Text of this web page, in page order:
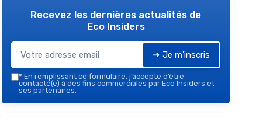
Recevez les dernières actualités de
Eco Insiders
➔ Je m'inscris
* En remplissant ce formulaire, j’accepte d’être
contacté(e) à des fins commerciales par Eco Insiders et
ses partenaires.